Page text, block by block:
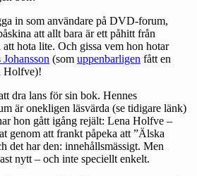
in som användare på DVD-forum,
att allt bara är ett påhitt från
hota lite. Och gissa vem hon hotar
Johansson (som uppenbarligen fått en
Holfve)!
dra lans för sin bok. Hennes
är onekligen läsvärda (se tidigare länk)
hon gått igång rejält: Lena Holfve –
genom att frankt påpeka att ”Älska
det har den: innehållsmässigt. Men
nytt – och inte speciellt enkelt.